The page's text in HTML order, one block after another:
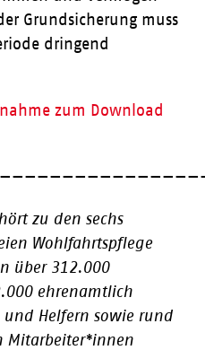
Grundsicherung muss
dringend
zum Download
zu den sechs
Wohlfahrtspflege
über 312.000
ehrenamtlich
Helfern sowie rund
Mitarbeiter*innen